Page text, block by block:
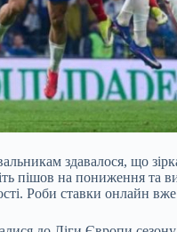
здавалося, що
пішов на пониження та
Роби ставки онлайн